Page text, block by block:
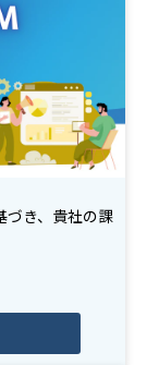
づき、貴社の課